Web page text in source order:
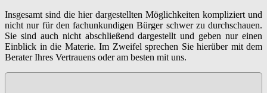
Insgesamt sind die hier dargestellten Möglichkeiten kompliziert und
nicht nur für den fachunkundigen Bürger schwer zu durchschauen.
Sie sind auch nicht abschließend dargestellt und geben nur einen
Einblick in die Materie. Im Zweifel sprechen Sie hierüber mit dem
Berater Ihres Vertrauens oder am besten mit uns.